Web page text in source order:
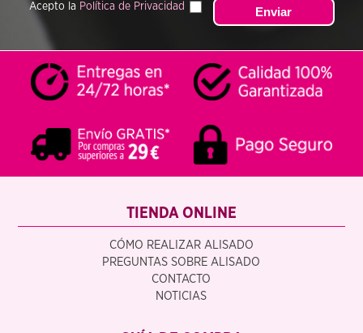
Acepto la Política de Privacidad
TIENDA ONLINE
CÓMO REALIZAR ALISADO
PREGUNTAS SOBRE ALISADO
CONTACTO
NOTICIAS